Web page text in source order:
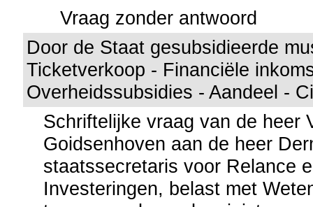
Vraag zonder antwoord
Door de Staat gesubsidieerde
Ticketverkoop - Financiële
Overheidssubsidies - Aandeel -
Schriftelijke vraag van de heer
Goidsenhoven aan de heer
staatssecretaris voor Relance
Investeringen, belast met